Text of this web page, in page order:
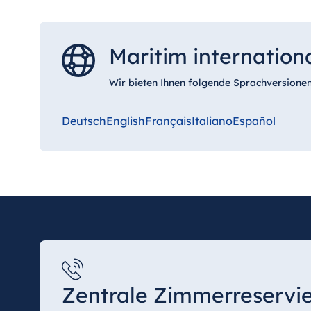
Maritim
Wir bieten Ihnen folgende
DeutschEnglishFrançaisItalianoEspañol
Zentrale